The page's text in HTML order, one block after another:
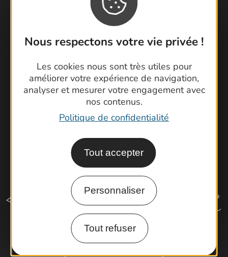
Nous respectons votre vie privée !
Les cookies nous sont très utiles pour
améliorer votre expérience de navigation,
analyser et mesurer votre engagement avec
nos contenus.
Politique de confidentialité
Tout accepter
Personnaliser
Tout refuser
Contactez-nous !
Brochures
Cartoguides et Topoguides
Latitude Gard
Comment venir ?